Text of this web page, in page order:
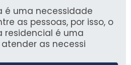
é uma necessidade
as pessoas, por isso, o
residencial é uma
as necessi